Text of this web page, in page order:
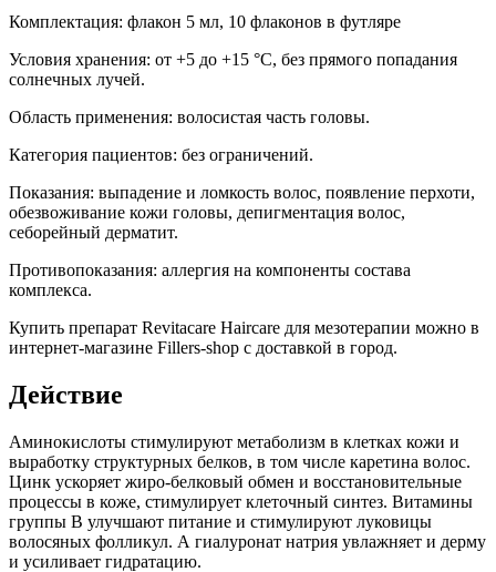
Комплектация: флакон 5 мл, 10 флаконов в футляре
Условия хранения: от +5 до +15 °С, без прямого попадания
солнечных лучей.
Область применения: волосистая часть головы.
Категория пациентов: без ограничений.
Показания: выпадение и ломкость волос, появление перхоти,
обезвоживание кожи головы, депигментация волос,
себорейный дерматит.
Противопоказания: аллергия на компоненты состава
комплекса.
Купить препарат Revitacare Haircare для мезотерапии можно в
интернет-магазине Fillers-shop с доставкой в город.
Действие
Аминокислоты стимулируют метаболизм в клетках кожи и
выработку структурных белков, в том числе каретина волос.
Цинк ускоряет жиро-белковый обмен и восстановительные
процессы в коже, стимулирует клеточный синтез. Витамины
группы В улучшают питание и стимулируют луковицы
волосяных фолликул. А гиалуронат натрия увлажняет и дерму
и усиливает гидратацию.